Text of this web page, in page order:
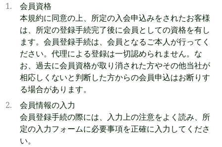
会員資格
本規約に同意の上、所定の入会申込みをされたお客様
は、所定の登録手続完了後に会員としての資格を有し
ます。会員登録手続は、会員となるご本人が行ってく
ださい。代理による登録は一切認められません。な
お、過去に会員資格が取り消された方やその他当社が
相応しくないと判断した方からの会員申込はお断りす
る場合があります。
会員情報の入力
会員登録手続の際には、入力上の注意をよく読み、所
定の入力フォームに必要事項を正確に入力してくださ
い。